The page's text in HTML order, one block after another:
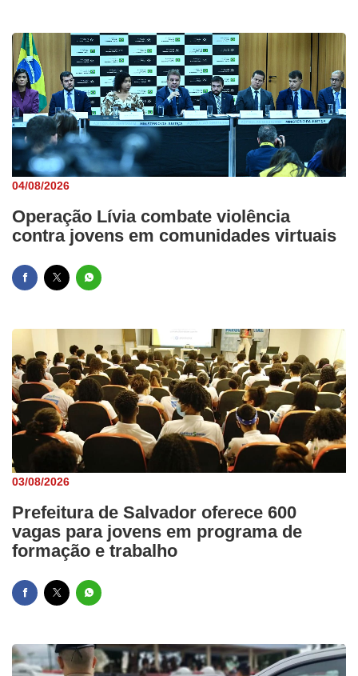
04/08/2026
Operação Lívia combate violência
contra jovens em comunidades virtuais
03/08/2026
Prefeitura de Salvador oferece 600
vagas para jovens em programa de
formação e trabalho